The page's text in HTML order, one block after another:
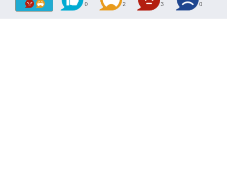
0 2 3 0